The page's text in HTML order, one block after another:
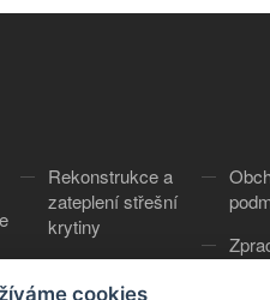
Rekonstrukce a
zateplení střešní
krytiny
cookies